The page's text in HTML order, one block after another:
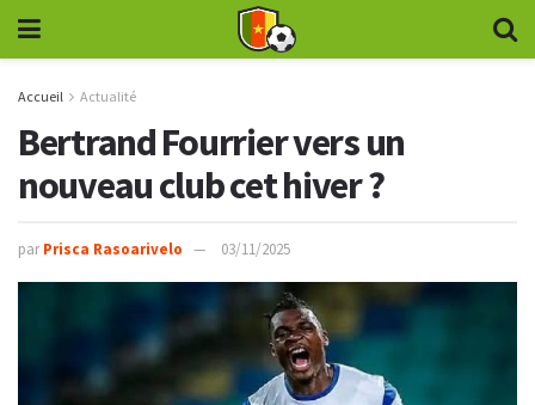
Accueil Actualité
Bertrand Fourrier vers un
nouveau club cet hiver ?
par Prisca Rasoarivelo 03/11/2025